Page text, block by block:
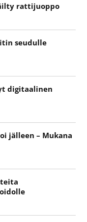
rattijuoppo
seudulle
digitaalinen
jälleen – Mukana